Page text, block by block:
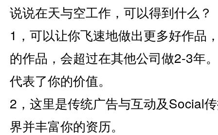
说说在天与空工作，可以得到什么？
1，可以让你飞速地做出更多好作品
的作品，会超过在其他公司做2-3年
代表了你的价值。
2，这里是传统广告与互动及Social
界并丰富你的资历。